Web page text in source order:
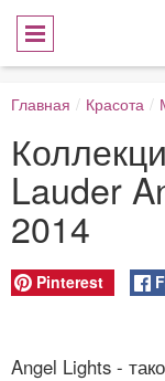
Главная / Красота /
Lauder
2014
Pinterest
Angel Lights -